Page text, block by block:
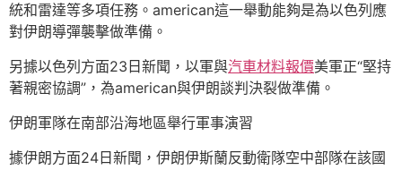
統和雷達等多項任務。american這一舉動能夠是為以色列應
對伊朗導彈襲擊做準備。
另據以色列方面23日新聞，以軍與汽車材料報價美軍正“堅持
著親密協調”，為american與伊朗談判決裂做準備。
伊朗軍隊在南部沿海地區舉行軍事演習
據伊朗方面24日新聞，伊朗伊斯蘭反動衛隊空中部隊在該國